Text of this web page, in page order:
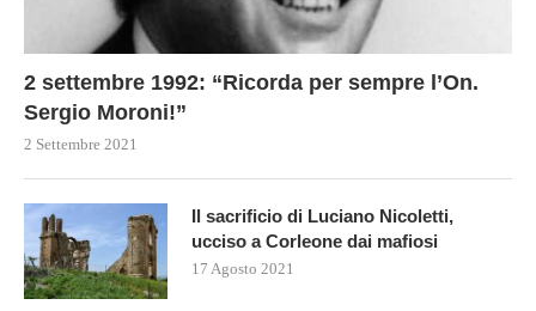
2 settembre 1992: “Ricorda per sempre l’On.
Sergio Moroni!”
2 Settembre 2021
Il sacrificio di Luciano Nicoletti,
ucciso a Corleone dai mafiosi
17 Agosto 2021